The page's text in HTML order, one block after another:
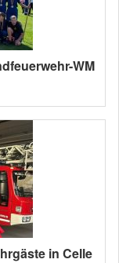
WM
in Celle